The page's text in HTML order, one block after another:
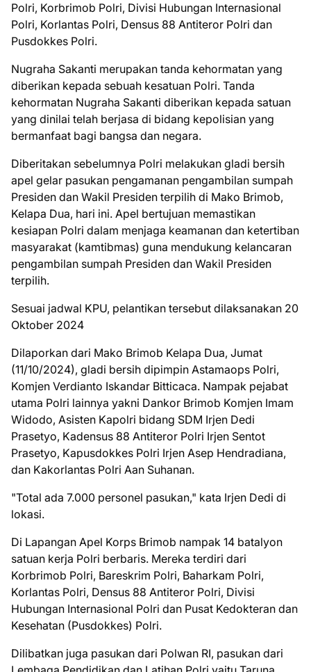
Polri, Korbrimob Polri, Divisi Hubungan Internasional
Polri, Korlantas Polri, Densus 88 Antiteror Polri dan
Pusdokkes Polri.
Nugraha Sakanti merupakan tanda kehormatan yang
diberikan kepada sebuah kesatuan Polri. Tanda
kehormatan Nugraha Sakanti diberikan kepada satuan
yang dinilai telah berjasa di bidang kepolisian yang
bermanfaat bagi bangsa dan negara.
Diberitakan sebelumnya Polri melakukan gladi bersih
apel gelar pasukan pengamanan pengambilan sumpah
Presiden dan Wakil Presiden terpilih di Mako Brimob,
Kelapa Dua, hari ini. Apel bertujuan memastikan
kesiapan Polri dalam menjaga keamanan dan ketertiban
masyarakat (kamtibmas) guna mendukung kelancaran
pengambilan sumpah Presiden dan Wakil Presiden
terpilih.
Sesuai jadwal KPU, pelantikan tersebut dilaksanakan 20
Oktober 2024
Dilaporkan dari Mako Brimob Kelapa Dua, Jumat
(11/10/2024), gladi bersih dipimpin Astamaops Polri,
Komjen Verdianto Iskandar Bitticaca. Nampak pejabat
utama Polri lainnya yakni Dankor Brimob Komjen Imam
Widodo, Asisten Kapolri bidang SDM Irjen Dedi
Prasetyo, Kadensus 88 Antiteror Polri Irjen Sentot
Prasetyo, Kapusdokkes Polri Irjen Asep Hendradiana,
dan Kakorlantas Polri Aan Suhanan.
"Total ada 7.000 personel pasukan," kata Irjen Dedi di
lokasi.
Di Lapangan Apel Korps Brimob nampak 14 batalyon
satuan kerja Polri berbaris. Mereka terdiri dari
Korbrimob Polri, Bareskrim Polri, Baharkam Polri,
Korlantas Polri, Densus 88 Antiteror Polri, Divisi
Hubungan Internasional Polri dan Pusat Kedokteran dan
Kesehatan (Pusdokkes) Polri.
Dilibatkan juga pasukan dari Polwan RI, pasukan dari